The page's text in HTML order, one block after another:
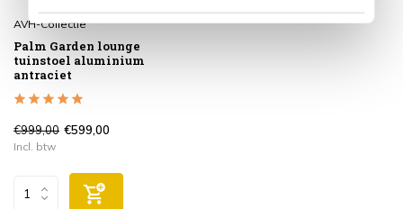
AVH-Collectie
Palm Garden lounge
tuinstoel aluminium
antraciet
€999,00 €599,00
Incl. btw